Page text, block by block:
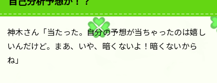
神木さん「当たった。自分の予想が当ちゃったのは嬉し
いんだけど。まあ、いや、暗くないよ！暗くないから
ね」